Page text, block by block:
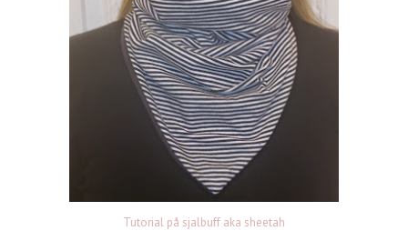
Tutorial på sjalbuff aka sheetah